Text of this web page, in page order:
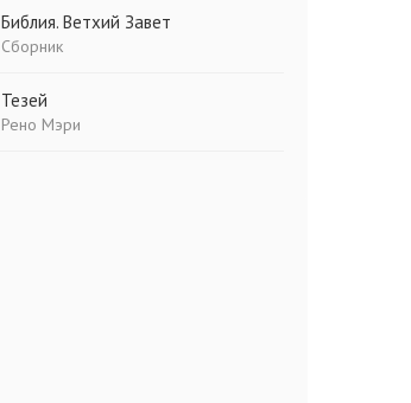
Библия. Ветхий Завет
Сборник
Тезей
Рено Мэри